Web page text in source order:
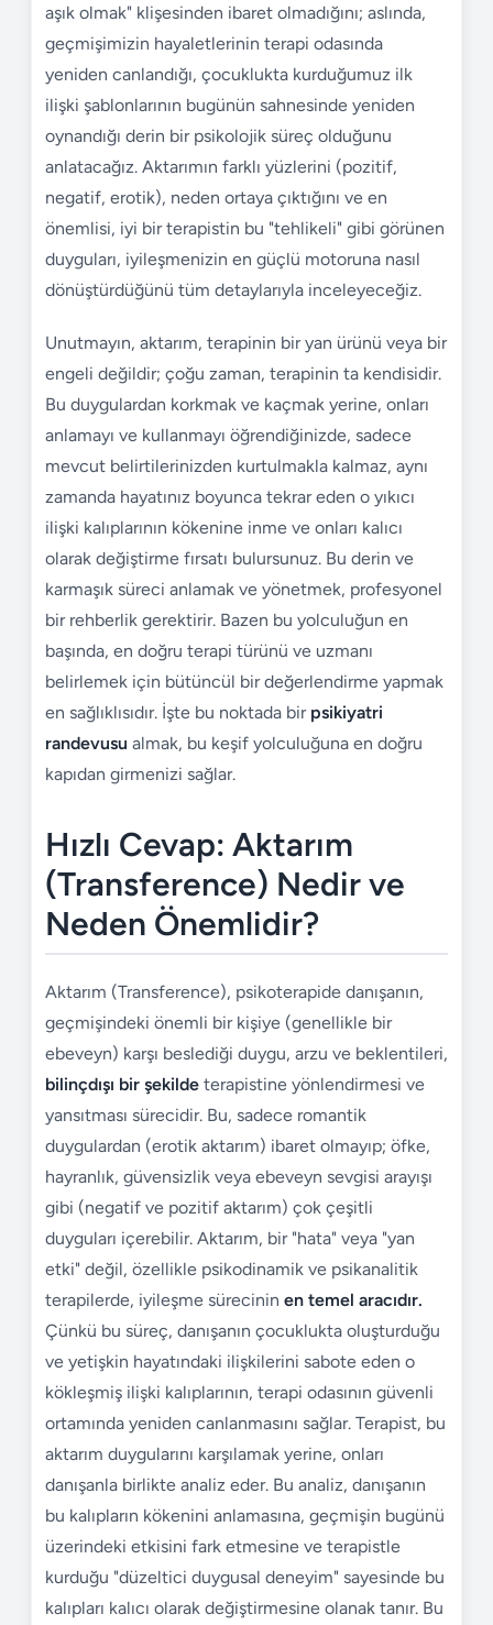
aşık olmak" klişesinden ibaret olmadığını; aslında,
geçmişimizin hayaletlerinin terapi odasında
yeniden canlandığı, çocuklukta kurduğumuz ilk
ilişki şablonlarının bugünün sahnesinde yeniden
oynandığı derin bir psikolojik süreç olduğunu
anlatacağız. Aktarımın farklı yüzlerini (pozitif,
negatif, erotik), neden ortaya çıktığını ve en
önemlisi, iyi bir terapistin bu "tehlikeli" gibi görünen
duyguları, iyileşmenizin en güçlü motoruna nasıl
dönüştürdüğünü tüm detaylarıyla inceleyeceğiz.
Unutmayın, aktarım, terapinin bir yan ürünü veya bir
engeli değildir; çoğu zaman, terapinin ta kendisidir.
Bu duygulardan korkmak ve kaçmak yerine, onları
anlamayı ve kullanmayı öğrendiğinizde, sadece
mevcut belirtilerinizden kurtulmakla kalmaz, aynı
zamanda hayatınız boyunca tekrar eden o yıkıcı
ilişki kalıplarının kökenine inme ve onları kalıcı
olarak değiştirme fırsatı bulursunuz. Bu derin ve
karmaşık süreci anlamak ve yönetmek, profesyonel
bir rehberlik gerektirir. Bazen bu yolculuğun en
başında, en doğru terapi türünü ve uzmanı
belirlemek için bütüncül bir değerlendirme yapmak
en sağlıklısıdır. İşte bu noktada bir psikiyatri
randevusu almak, bu keşif yolculuğuna en doğru
kapıdan girmenizi sağlar.
Hızlı Cevap: Aktarım
(Transference) Nedir ve
Neden Önemlidir?
Aktarım (Transference), psikoterapide danışanın,
geçmişindeki önemli bir kişiye (genellikle bir
ebeveyn) karşı beslediği duygu, arzu ve beklentileri,
bilinçdışı bir şekilde terapistine yönlendirmesi ve
yansıtması sürecidir. Bu, sadece romantik
duygulardan (erotik aktarım) ibaret olmayıp; öfke,
hayranlık, güvensizlik veya ebeveyn sevgisi arayışı
gibi (negatif ve pozitif aktarım) çok çeşitli
duyguları içerebilir. Aktarım, bir "hata" veya "yan
etki" değil, özellikle psikodinamik ve psikanalitik
terapilerde, iyileşme sürecinin en temel aracıdır.
Çünkü bu süreç, danışanın çocuklukta oluşturduğu
ve yetişkin hayatındaki ilişkilerini sabote eden o
kökleşmiş ilişki kalıplarının, terapi odasının güvenli
ortamında yeniden canlanmasını sağlar. Terapist, bu
aktarım duygularını karşılamak yerine, onları
danışanla birlikte analiz eder. Bu analiz, danışanın
bu kalıpların kökenini anlamasına, geçmişin bugünü
üzerindeki etkisini fark etmesine ve terapistle
kurduğu "düzeltici duygusal deneyim" sayesinde bu
kalıpları kalıcı olarak değiştirmesine olanak tanır. Bu